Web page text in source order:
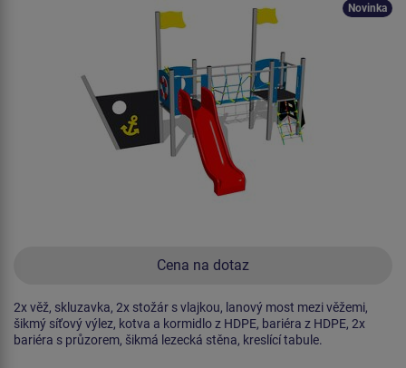
Cena na dotaz
Novinka
2x věž, skluzavka, 2x stožár s vlajkou, lanový most mezi věžemi,
šikmý síťový výlez, kotva a kormidlo z HDPE, bariéra z HDPE, 2x
bariéra s průzorem, šikmá lezecká stěna, kreslící tabule.